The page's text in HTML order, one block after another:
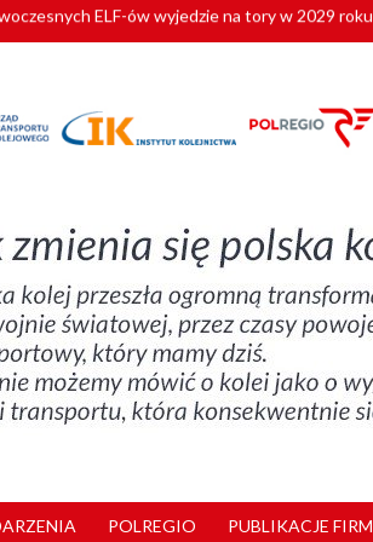
drużyn pociągowych od początku roku
POLREGIO PUBLIKACJE FIRM